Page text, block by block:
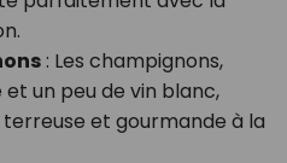
: Les champignons,
un peu de vin blanc,
et gourmande à la